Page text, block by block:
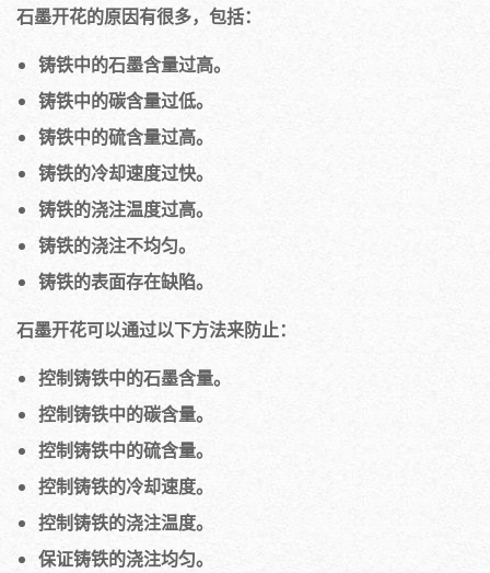
石墨开花的原因有很多，包括：
铸铁中的石墨含量过高。
铸铁中的碳含量过低。
铸铁中的硫含量过高。
铸铁的冷却速度过快。
铸铁的浇注温度过高。
铸铁的浇注不均匀。
铸铁的表面存在缺陷。
石墨开花可以通过以下方法来防止：
控制铸铁中的石墨含量。
控制铸铁中的碳含量。
控制铸铁中的硫含量。
控制铸铁的冷却速度。
控制铸铁的浇注温度。
保证铸铁的浇注均匀。